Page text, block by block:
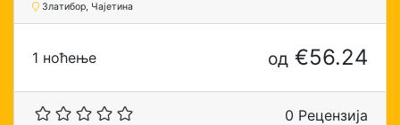
Златибор, Чајетина
1 ноћење од €56.24
0 Рецензија